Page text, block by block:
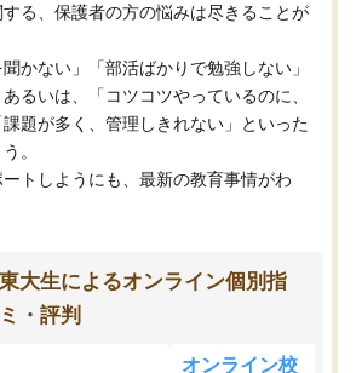
る、保護者の方の悩みは尽きることが
聞かない」「部活ばかりで勉強しない」
あるいは、「コツコツやっているのに、
題が多く、管理しきれない」といった
。
トしようにも、最新の教育事情がわ
大生によるオンライン個別指
・評判
オンライン校